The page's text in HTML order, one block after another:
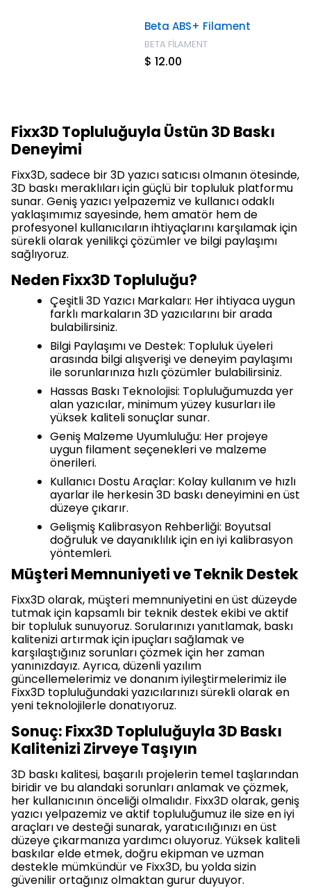
Beta ABS+ Filament
BETA FİLAMENT
$ 12.00
Fixx3D Topluluğuyla Üstün 3D Baskı
Deneyimi
Fixx3D, sadece bir 3D yazıcı satıcısı olmanın ötesinde,
3D baskı meraklıları için güçlü bir topluluk platformu
sunar. Geniş yazıcı yelpazemiz ve kullanıcı odaklı
yaklaşımımız sayesinde, hem amatör hem de
profesyonel kullanıcıların ihtiyaçlarını karşılamak için
sürekli olarak yenilikçi çözümler ve bilgi paylaşımı
sağlıyoruz.
Neden Fixx3D Topluluğu?
Çeşitli 3D Yazıcı Markaları: Her ihtiyaca uygun
farklı markaların 3D yazıcılarını bir arada
bulabilirsiniz.
Bilgi Paylaşımı ve Destek: Topluluk üyeleri
arasında bilgi alışverişi ve deneyim paylaşımı
ile sorunlarınıza hızlı çözümler bulabilirsiniz.
Hassas Baskı Teknolojisi: Topluluğumuzda yer
alan yazıcılar, minimum yüzey kusurları ile
yüksek kaliteli sonuçlar sunar.
Geniş Malzeme Uyumluluğu: Her projeye
uygun filament seçenekleri ve malzeme
önerileri.
Kullanıcı Dostu Araçlar: Kolay kullanım ve hızlı
ayarlar ile herkesin 3D baskı deneyimini en üst
düzeye çıkarır.
Gelişmiş Kalibrasyon Rehberliği: Boyutsal
doğruluk ve dayanıklılık için en iyi kalibrasyon
yöntemleri.
Müşteri Memnuniyeti ve Teknik Destek
Fixx3D olarak, müşteri memnuniyetini en üst düzeyde
tutmak için kapsamlı bir teknik destek ekibi ve aktif
bir topluluk sunuyoruz. Sorularınızı yanıtlamak, baskı
kalitenizi artırmak için ipuçları sağlamak ve
karşılaştığınız sorunları çözmek için her zaman
yanınızdayız. Ayrıca, düzenli yazılım
güncellemelerimiz ve donanım iyileştirmelerimiz ile
Fixx3D topluluğundaki yazıcılarınızı sürekli olarak en
yeni teknolojilerle donatıyoruz.
Sonuç: Fixx3D Topluluğuyla 3D Baskı
Kalitenizi Zirveye Taşıyın
3D baskı kalitesi, başarılı projelerin temel taşlarından
biridir ve bu alandaki sorunları anlamak ve çözmek,
her kullanıcının önceliği olmalıdır. Fixx3D olarak, geniş
yazıcı yelpazemiz ve aktif topluluğumuz ile size en iyi
araçları ve desteği sunarak, yaratıcılığınızı en üst
düzeye çıkarmanıza yardımcı oluyoruz. Yüksek kaliteli
baskılar elde etmek, doğru ekipman ve uzman
destekle mümkündür ve Fixx3D, bu yolda sizin
güvenilir ortağınız olmaktan gurur duyuyor.